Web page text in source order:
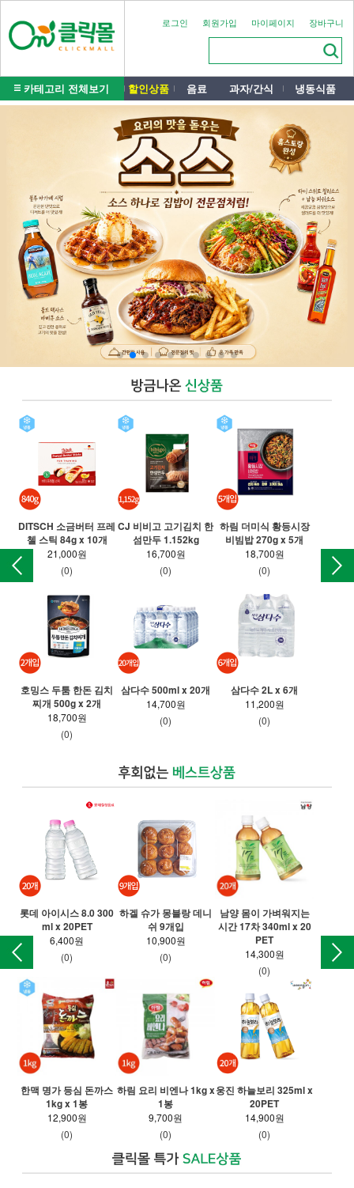
로그인 회원가입 마이페이지 장바구니
카테고리 전체보기 할인상품 음료 과자/간식 냉동식품
DITSCH 소금버터 프레
첼 스틱 84g x 10개
21,000원
(0)
CJ 비비고 고기김치 한
섬만두 1.152kg
16,700원
(0)
하림 더미식 황등시장
비빔밥 270g x 5개
18,700원
(0)
호밍스 두툼 한돈 김치
찌개 500g x 2개
18,700원
(0)
삼다수 500ml x 20개
14,700원
(0)
삼다수 2L x 6개
11,200원
(0)
롯데 아이시스 8.0 300
ml x 20PET
6,400원
(0)
하겔 슈가 몽블랑 데니
쉬 9개입
10,900원
(0)
남양 몸이 가벼워지는
시간 17차 340ml x 20
PET
14,300원
(0)
한맥 명가 등심 돈까스
1kg x 1봉
12,900원
(0)
하림 요리 비엔나 1kg x
1봉
9,700원
(0)
웅진 하늘보리 325ml x
20PET
14,900원
(0)